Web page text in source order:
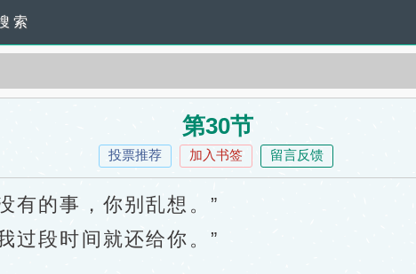
索
第30节
投票推荐 加入书签 留言反馈
的事，你别乱想。”
段时间就还给你。”